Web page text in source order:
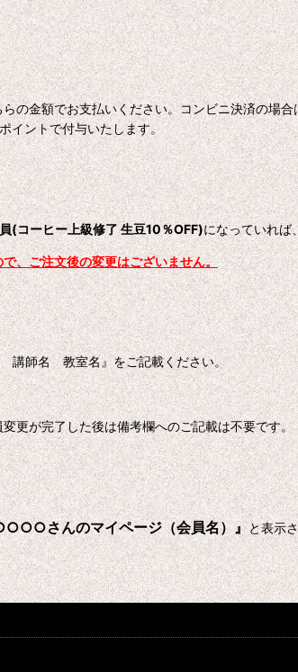
の金額でお支払いください。コンビニ決済の場
イントで付与いたします。
(コーヒー上級修了 生豆10％OFF)になっていれば
、ご注文後の変更はございません。
講師名 教室名』をご記載ください。
更が完了した後は備考欄へのご記載は不要です。
さんのマイページ（会員名）』と表示